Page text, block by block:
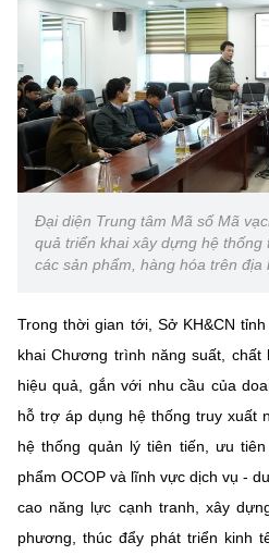
Đại diện Trung tâm Mã số Mã
quả triển khai xây dựng hệ thống
các sản phẩm, hàng hóa trên địa
Trong thời gian tới, Sở KH&CN
khai Chương trình năng suất,
hiệu quả, gắn với nhu cầu của
hỗ trợ áp dụng hệ thống truy xuất
hệ thống quản lý tiên tiến, ưu
phẩm OCOP và lĩnh vực dịch vụ -
cao năng lực cạnh tranh, xây
phương, thúc đẩy phát triển kinh